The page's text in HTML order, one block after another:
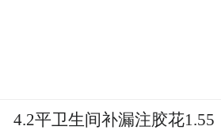
4.2平卫生间补漏注胶花1.55